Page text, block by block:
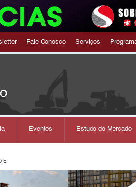
Fale Conosco Serviços
Eventos Estudo do Mercado
E